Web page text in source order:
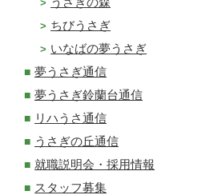
ちびうさぎ
いなばの夢うさぎ
夢うさぎ通信
夢うさぎ鈴蘭台通信
リハうさ通信
うさぎの丘通信
就職説明会・採用情報
スタッフ募集